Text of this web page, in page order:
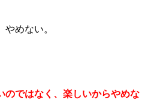
めない。
のではなく、楽しいからやめな